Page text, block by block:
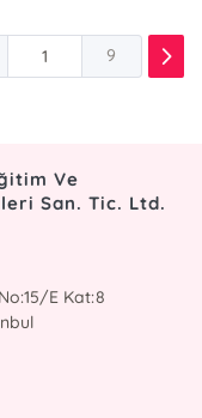
9
Ve
San. Tic. Ltd.
E Kat:8